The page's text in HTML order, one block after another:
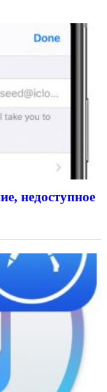
недоступное